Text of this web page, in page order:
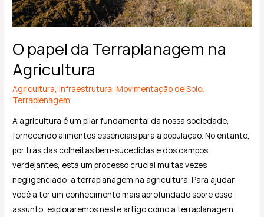
O papel da Terraplanagem na
Agricultura
Agricultura ,Infraestrutura ,Movimentação de Solo
Terraplenagem
A agricultura é um pilar fundamental da nossa sociedade,
fornecendo alimentos essenciais para a população. No entanto,
por trás das colheitas bem-sucedidas e dos campos
verdejantes, está um processo crucial muitas vezes
negligenciado: a terraplanagem na agricultura. Para ajudar
você a ter um conhecimento mais aprofundado sobre esse
assunto, exploraremos neste artigo como a terraplanagem